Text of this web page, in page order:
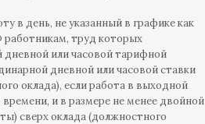
в день, не указанный в графике как
работникам, труд которых
или часовой тарифной
дневной или часовой ставки
оклада), если работа в выходной
и в размере не менее двойной
сверх оклада (должностного